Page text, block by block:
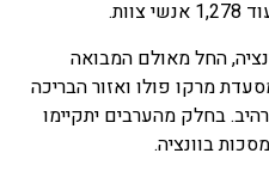
החל מאולם המבואה
מרקו פולו ואזור הבריכה
בחלק מהערבים יתקיימו
בוונציה.